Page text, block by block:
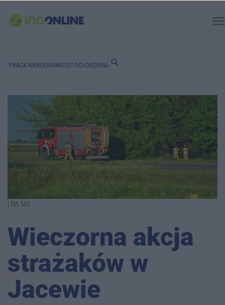
PRACA NIERUCHOMOŚCI OGŁOSZENIA search
| fot. MJ
Wieczorna akcja
strażaków w
Jacewie